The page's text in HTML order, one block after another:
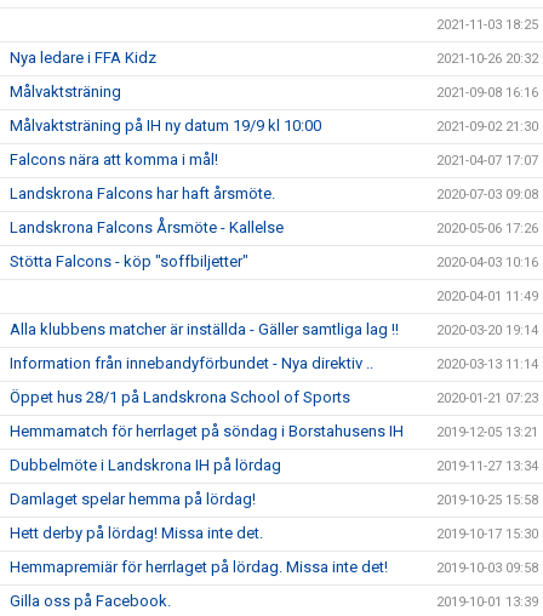
2021-11-03 18:25
Nya ledare i FFA Kidz 2021-10-26 20:32
Målvaktsträning 2021-09-08 16:16
Målvaktsträning på IH ny datum 19/9 kl 10:00 2021-09-02 21:30
Falcons nära att komma i mål! 2021-04-07 17:07
Landskrona Falcons har haft årsmöte. 2020-07-03 09:08
Landskrona Falcons Årsmöte - Kallelse 2020-05-06 17:26
Stötta Falcons - köp "soffbiljetter" 2020-04-03 10:16
2020-04-01 11:49
Alla klubbens matcher är inställda - Gäller samtliga lag !! 2020-03-20 19:14
Information från innebandyförbundet - Nya direktiv .. 2020-03-13 11:14
Öppet hus 28/1 på Landskrona School of Sports 2020-01-21 07:23
Hemmamatch för herrlaget på söndag i Borstahusens IH 2019-12-05 13:21
Dubbelmöte i Landskrona IH på lördag 2019-11-27 13:34
Damlaget spelar hemma på lördag! 2019-10-25 15:58
Hett derby på lördag! Missa inte det. 2019-10-17 15:30
Hemmapremiär för herrlaget på lördag. Missa inte det! 2019-10-03 09:58
Gilla oss på Facebook. 2019-10-01 13:39